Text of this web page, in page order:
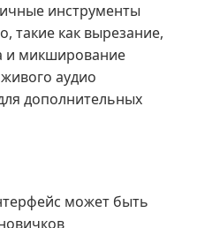
инструменты
такие как вырезание,
и микширование
аудио
дополнительных
может быть